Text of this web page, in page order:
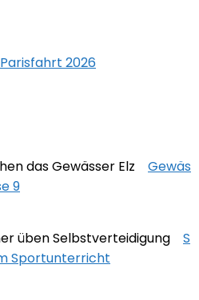
Parisfahrt 2026
Gewäs
9
S
Sportunterricht